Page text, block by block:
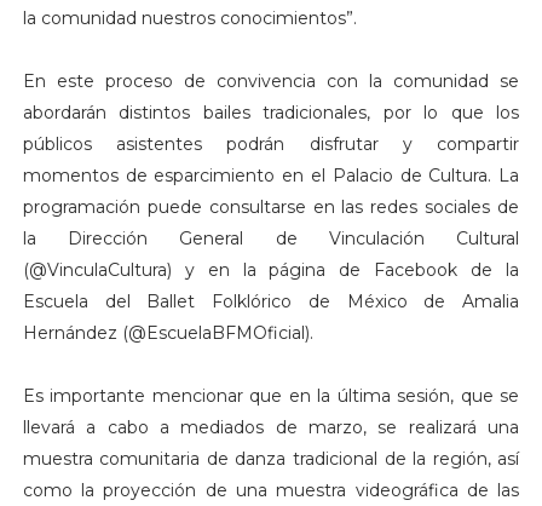
la comunidad nuestros conocimientos”.
En este proceso de convivencia con la comunidad se
abordarán distintos bailes tradicionales, por lo que los
públicos asistentes podrán disfrutar y compartir
momentos de esparcimiento en el Palacio de Cultura. La
programación puede consultarse en las redes sociales de
la Dirección General de Vinculación Cultural
(@VinculaCultura) y en la página de Facebook de la
Escuela del Ballet Folklórico de México de Amalia
Hernández (@EscuelaBFMOficial).
Es importante mencionar que en la última sesión, que se
llevará a cabo a mediados de marzo, se realizará una
muestra comunitaria de danza tradicional de la región, así
como la proyección de una muestra videográfica de las